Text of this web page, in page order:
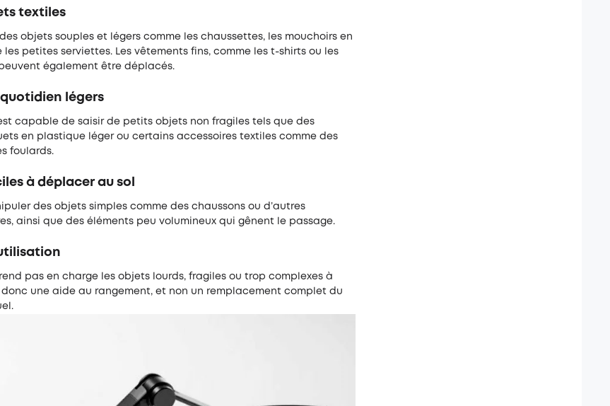
textiles
objets souples et légers comme les chaussettes, les mouchoirs en
les petites serviettes. Les vêtements fins, comme les t-shirts ou les
également être déplacés.
légers
capable de saisir de petits objets non fragiles tels que des
en plastique léger ou certains accessoires textiles comme des
foulards.
à déplacer au sol
des objets simples comme des chaussons ou d’autres
ainsi que des éléments peu volumineux qui gênent le passage.
pas en charge les objets lourds, fragiles ou trop complexes à
donc une aide au rangement, et non un remplacement complet du